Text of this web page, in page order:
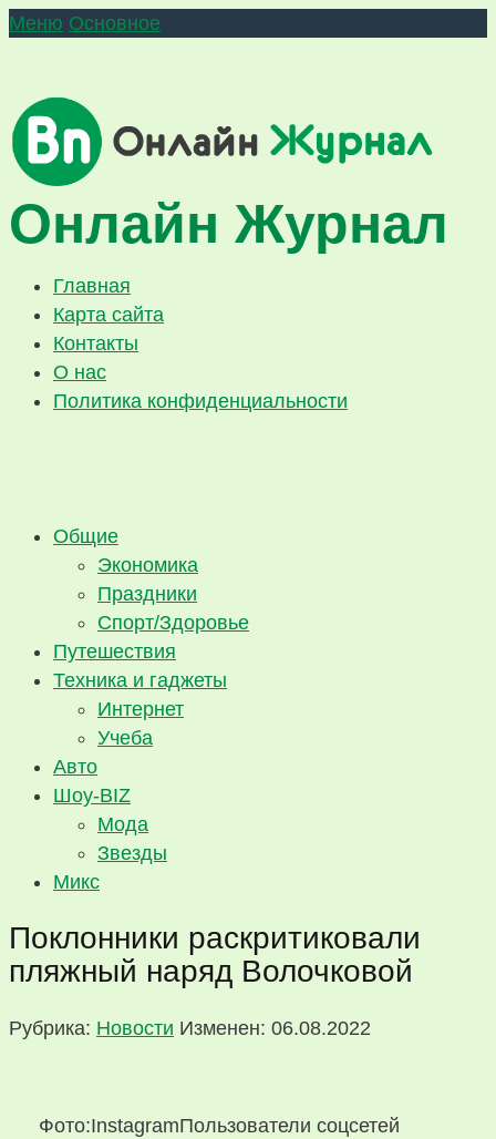
Меню Основное
Онлайн Журнал
Главная
Карта сайта
Контакты
О нас
Политика конфиденциальности
Общие
Экономика
Праздники
Спорт/Здоровье
Путешествия
Техника и гаджеты
Интернет
Учеба
Авто
Шоу-BIZ
Мода
Звезды
Микс
Поклонники раскритиковали
пляжный наряд Волочковой
Рубрика: Новости Изменен: 06.08.2022
Фото:InstagramПользователи соцсетей